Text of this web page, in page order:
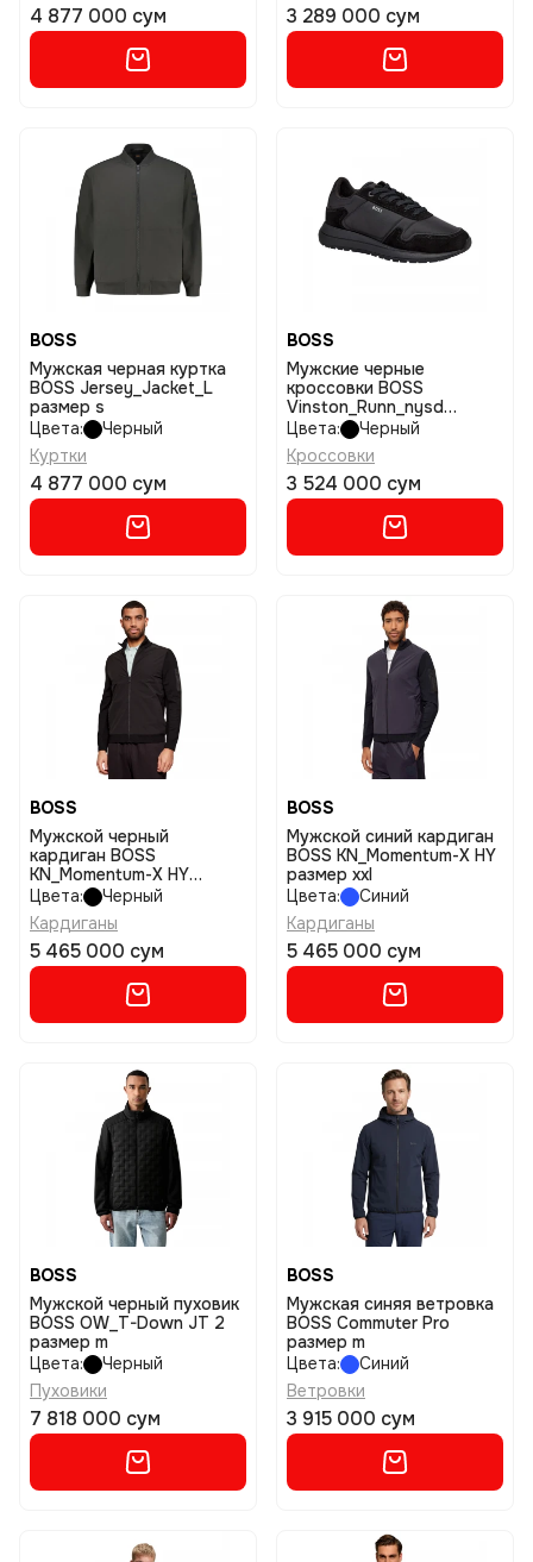
4 877 000 сум 3 289 000 сум
BOSS
Мужская черная куртка
BOSS Jersey_Jacket_L
размер s
Цвета:
Черный
Куртки
4 877 000 сум
BOSS
Мужские черные
кроссовки BOSS
Vinston_Runn_nysd
размер 40
Цвета:
Черный
Кроссовки
3 524 000 сум
BOSS
Мужской черный
кардиган BOSS
KN_Momentum-X HY
размер xl
Цвета:
Черный
Кардиганы
5 465 000 сум
BOSS
Мужской синий кардиган
BOSS KN_Momentum-X HY
размер xxl
Цвета:
Синий
Кардиганы
5 465 000 сум
BOSS
Мужской черный пуховик
BOSS OW_T-Down JT 2
размер m
Цвета:
Черный
Пуховики
7 818 000 сум
BOSS
Мужская синяя ветровка
BOSS Commuter Pro
размер m
Цвета:
Синий
Ветровки
3 915 000 сум